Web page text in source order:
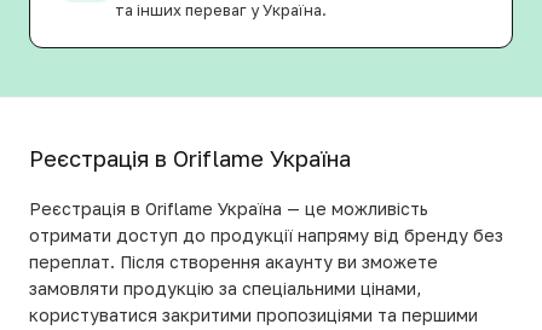
та інших переваг у Україна.
Реєстрація в Oriflame Україна
Реєстрація в Oriflame Україна — це можливість
отримати доступ до продукції напряму від бренду без
переплат. Після створення акаунту ви зможете
замовляти продукцію за спеціальними цінами,
користуватися закритими пропозиціями та першими